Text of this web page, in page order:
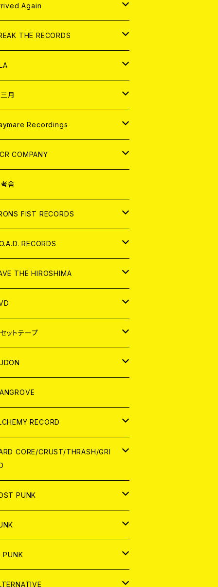
レル
CONTENTS
ログ
Again
ログ
THE RECORDS
レル
月
Recordings
COMPANY
レル
舎
FIST RECORDS
RECORDS
THE HIROSHIMA
レル
ットテープ
レル
ログ
CONTENTS
RECORD
CORE/CRUST/THRASH/GRI
PUNK
PUNK